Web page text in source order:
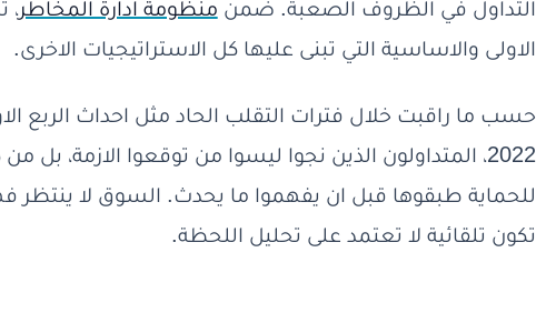
التداول في الظروف الصعبة. ضمنمنظومة ادارة المخاطر،
الاولى والاساسية التي تبنى عليها كل الاستراتيجيات الاخرى.
2022، المتداولون الذين نجوا ليسوا من توقعوا الازمة،
للحماية طبقوها قبل ان يفهموا ما يحدث. السوق لا ينتظر
تكون تلقائية لا تعتمد على تحليل اللحظة.